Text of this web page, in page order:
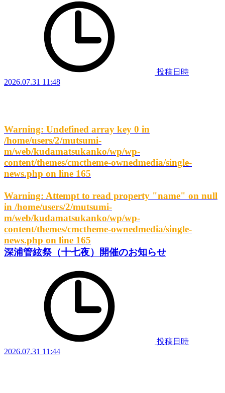
投稿日時
2026.07.31 11:48
Warning: Undefined array key 0 in
/home/users/2/mutsumi-
m/web/kudamatsukanko/wp/wp-
content/themes/cmctheme-ownedmedia/single-
news.php on line 165
Warning: Attempt to read property "name" on null
in /home/users/2/mutsumi-
m/web/kudamatsukanko/wp/wp-
content/themes/cmctheme-ownedmedia/single-
news.php on line 165
深浦管絃祭（十七夜）開催のお知らせ
投稿日時
2026.07.31 11:44